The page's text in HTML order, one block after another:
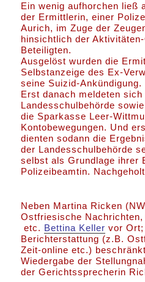
Ein wenig aufhorchen ließ
der Ermittlerin, einer
Aurich, im Zuge der
hinsichtlich der
Beteiligten.
Ausgelöst wurden die
Selbstanzeige des Ex-
seine Suizid-Ankündigung.
Erst danach meldeten sich
Landesschulbehörde
die Sparkasse Leer-
Kontobewegungen. Und
dienten sodann die
der Landesschulbehörde
selbst als Grundlage ihrer
Polizeibeamtin.
Neben Martina Ricken
Ostfriesische
etc. Bettina Keller vor
Berichterstattung (z.B.
Zeit-online etc.)
Wiedergabe der
der Gerichtssprecherin